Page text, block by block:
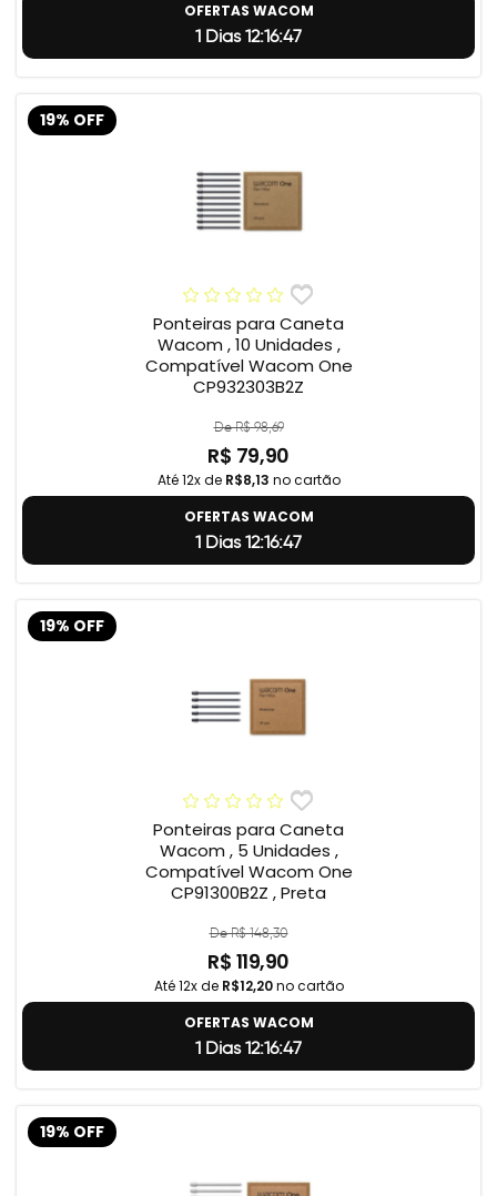
OFERTAS WACOM
1 Dias 12:16:46
19% OFF
Ponteiras para Caneta
Wacom , 10 Unidades ,
Compatível Wacom One
CP932303B2Z
De R$ 98,69
R$ 79,90
Até 12x de R$8,13 no cartão
OFERTAS WACOM
1 Dias 12:16:46
19% OFF
Ponteiras para Caneta
Wacom , 5 Unidades ,
Compatível Wacom One
CP91300B2Z , Preta
De R$ 148,30
R$ 119,90
Até 12x de R$12,20no cartão
OFERTAS WACOM
1 Dias 12:16:46
19% OFF